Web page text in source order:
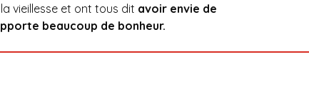
vieillesse et ont tous dit avoir envie de
beaucoup de bonheur.